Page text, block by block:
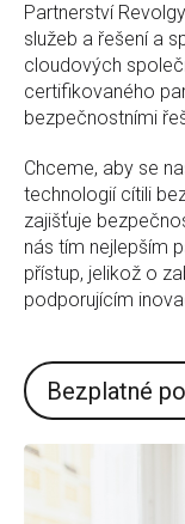
Partnerství
služeb a řešení a
cloudových
certifikovaného
bezpečnostními
Chceme, aby se
technologií cítili
zajišťuje
nás tím nejlepším
přístup, jelikož o
podporujícím
Bezplatné